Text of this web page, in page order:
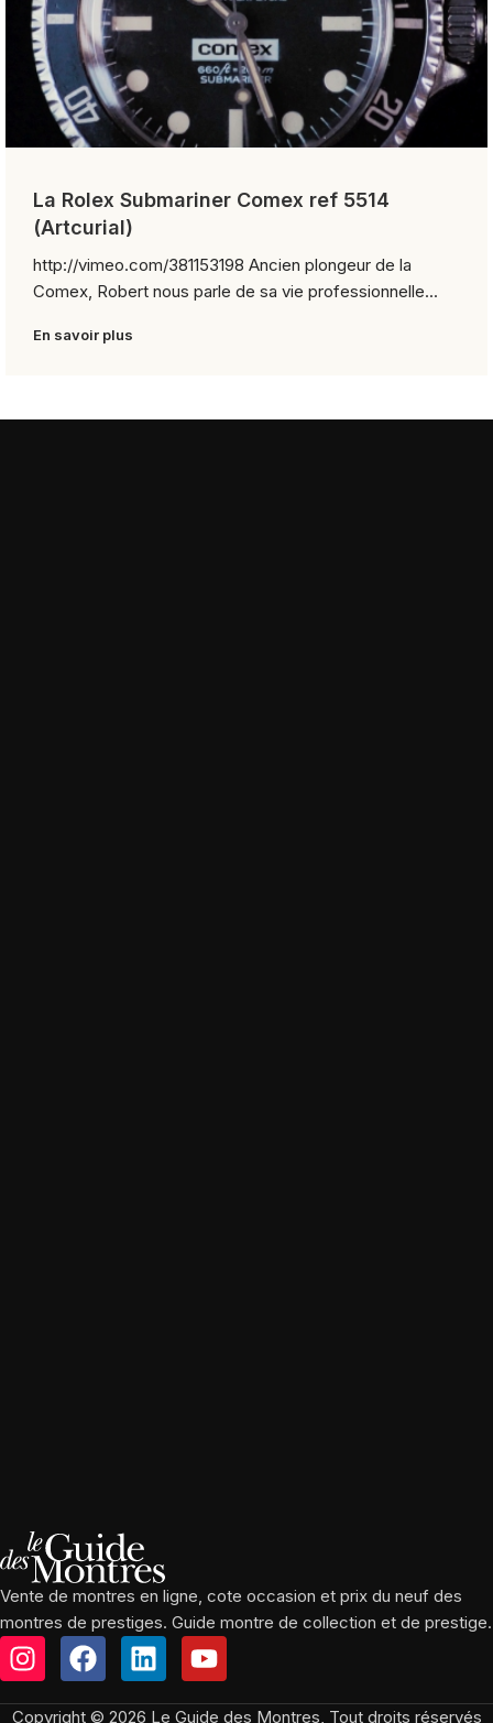
La Rolex Submariner Comex ref 5514
(Artcurial)
http://vimeo.com/381153198 Ancien plongeur de la
Comex, Robert nous parle de sa vie professionnelle...
En savoir plus
Vente de montres en ligne, cote occasion et prix du neuf des
montres de prestiges. Guide montre de collection et de prestige.
Copyright © 2026 Le Guide des Montres, Tout droits réservés